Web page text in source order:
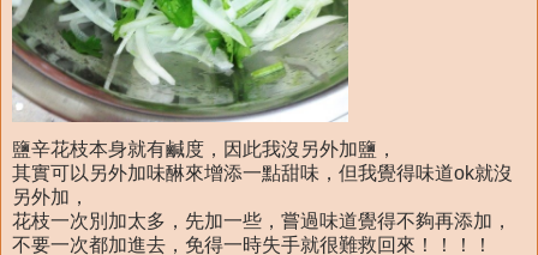
鹽辛花枝本身就有鹹度，因此我沒另外加鹽，
其實可以另外加味醂來增添一點甜味，但我覺得味道ok就沒
另外加，
花枝一次別加太多，先加一些，嘗過味道覺得不夠再添加，
不要一次都加進去，免得一時失手就很難救回來！！！！